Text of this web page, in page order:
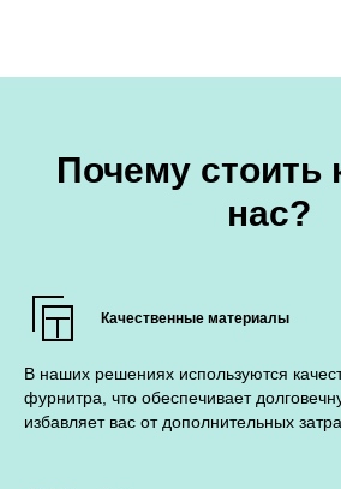
Почему стоить
нас?
Качественные материалы
В наших решениях используются
фурнитра, что обеспечивает
избавляет вас от дополнительных